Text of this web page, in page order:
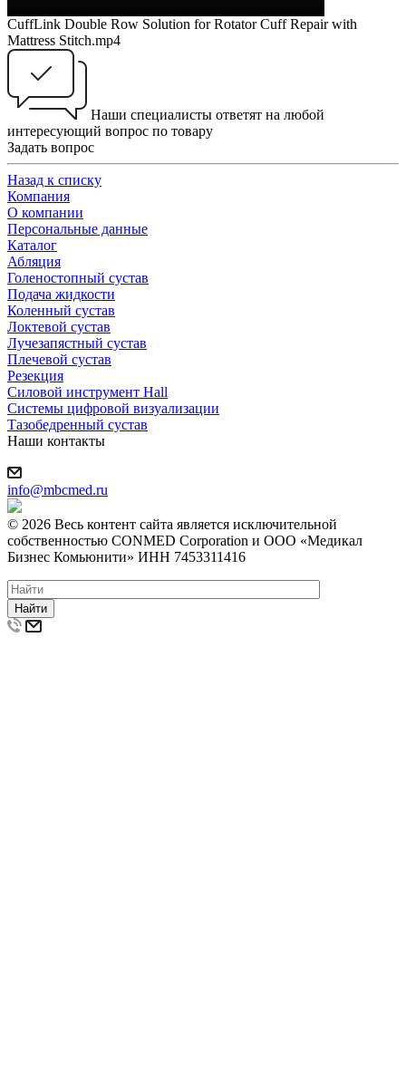
CuffLink Double Row Solution for Rotator Cuff Repair with
Mattress Stitch.mp4
Наши специалисты ответят на любой
интересующий вопрос по товару
Задать вопрос
Назад к списку
Компания
О компании
Персональные данные
Каталог
Абляция
Голеностопный сустав
Подача жидкости
Коленный сустав
Локтевой сустав
Лучезапястный сустав
Плечевой сустав
Резекция
Силовой инструмент Hall
Системы цифровой визуализации
Тазобедренный сустав
Наши контакты
info@mbcmed.ru
© 2026 Весь контент сайта является исключительной
собственностью CONMED Corporation и ООО «Медикал
Бизнес Комьюнити» ИНН 7453311416
Найти